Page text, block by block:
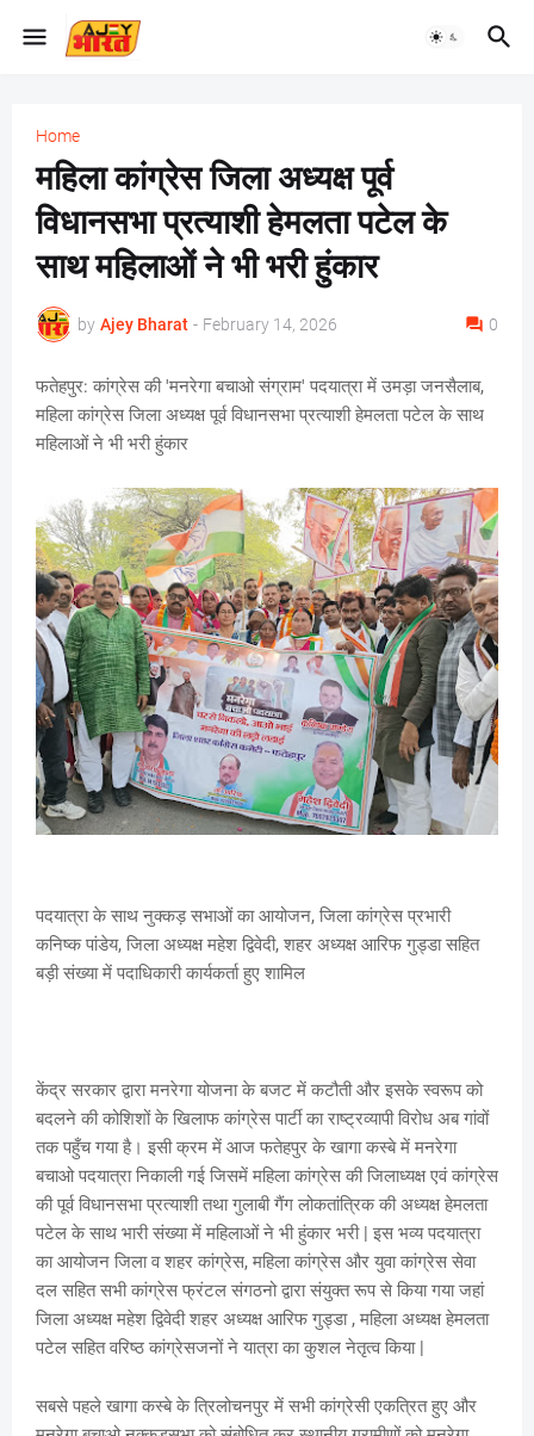
Home
महिला कांग्रेस जिला अध्यक्ष पूर्व
विधानसभा प्रत्याशी हेमलता पटेल के
साथ महिलाओं ने भी भरी हुंकार
by Ajey Bharat - February 14, 2026 0
फतेहपुर: कांग्रेस की 'मनरेगा बचाओ संग्राम' पदयात्रा में उमड़ा जनसैलाब,
महिला कांग्रेस जिला अध्यक्ष पूर्व विधानसभा प्रत्याशी हेमलता पटेल के साथ
महिलाओं ने भी भरी हुंकार
पदयात्रा के साथ नुक्कड़ सभाओं का आयोजन, जिला कांग्रेस प्रभारी
कनिष्क पांडेय, जिला अध्यक्ष महेश द्विवेदी, शहर अध्यक्ष आरिफ गुड्डा सहित
बड़ी संख्या में पदाधिकारी कार्यकर्ता हुए शामिल
केंद्र सरकार द्वारा मनरेगा योजना के बजट में कटौती और इसके स्वरूप को
बदलने की कोशिशों के खिलाफ कांग्रेस पार्टी का राष्ट्रव्यापी विरोध अब गांवों
तक पहुँच गया है। इसी क्रम में आज फतेहपुर के खागा कस्बे में मनरेगा
बचाओ पदयात्रा निकाली गई जिसमें महिला कांग्रेस की जिलाध्यक्ष एवं कांग्रेस
की पूर्व विधानसभा प्रत्याशी तथा गुलाबी गैंग लोकतांत्रिक की अध्यक्ष हेमलता
पटेल के साथ भारी संख्या में महिलाओं ने भी हुंकार भरी | इस भव्य पदयात्रा
का आयोजन जिला व शहर कांग्रेस, महिला कांग्रेस और युवा कांग्रेस सेवा
दल सहित सभी कांग्रेस फ्रंटल संगठनो द्वारा संयुक्त रूप से किया गया जहां
जिला अध्यक्ष महेश द्विवेदी शहर अध्यक्ष आरिफ गुड्डा , महिला अध्यक्ष हेमलता
पटेल सहित वरिष्ठ कांग्रेसजनों ने यात्रा का कुशल नेतृत्व किया |
सबसे पहले खागा कस्बे के त्रिलोचनपुर में सभी कांग्रेसी एकत्रित हुए और